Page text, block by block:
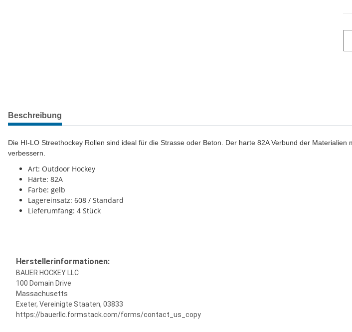
Beschreibung
Die HI-LO Streethockey Rollen sind ideal für die Strasse oder Beton. Der harte 82A Verbund der
verbessern.
Art: Outdoor Hockey
Härte: 82A
Farbe: gelb
Lagereinsatz: 608 / Standard
Lieferumfang: 4 Stück
Herstellerinformationen:
BAUER HOCKEY LLC
100 Domain Drive
Massachusetts
Exeter, Vereinigte Staaten, 03833
https://bauerllc.formstack.com/forms/contact_us_copy